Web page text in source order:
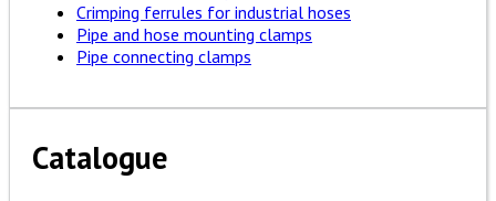
Crimping ferrules for industrial hoses
Pipe and hose mounting clamps
Pipe connecting clamps
Catalogue